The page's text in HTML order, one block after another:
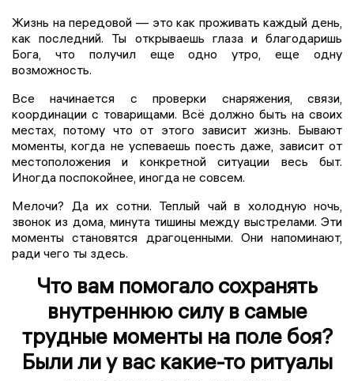
Жизнь на передовой — это как проживать каждый день,
как последний. Ты открываешь глаза и благодаришь
Бога, что получил еще одно утро, еще одну
возможность.
Все начинается с проверки снаряжения, связи,
координации с товарищами. Всё должно быть на своих
местах, потому что от этого зависит жизнь. Бывают
моменты, когда не успеваешь поесть даже, зависит от
местоположения и конкретной ситуации весь быт.
Иногда поспокойнее, иногда не совсем.
Мелочи? Да их сотни. Теплый чай в холодную ночь,
звонок из дома, минута тишины между выстрелами. Эти
моменты становятся драгоценными. Они напоминают,
ради чего ты здесь.
Что вам помогало сохранять
внутреннюю силу в самые
трудные моменты на поле боя?
Были ли у вас какие-то ритуалы